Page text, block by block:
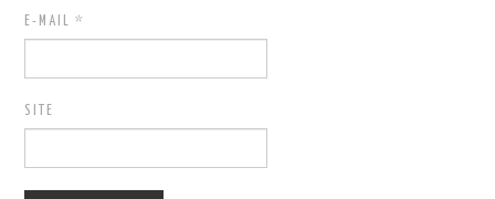
E-MAIL*
SITE